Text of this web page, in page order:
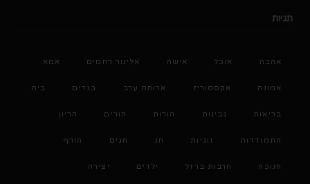
תגיות
אהבה אוכל אישה אלינור רחמים אמא
אמונה אקססוריז ארוחת ערב בגדים בית
בריאות גבינות הורות הורים הריון
התמודדות זוגיות חג חגים חורף
חנוכה חרבות ברזל ילדים יצירה